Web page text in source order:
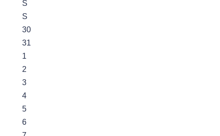
S
S
30
31
1
2
3
4
5
6